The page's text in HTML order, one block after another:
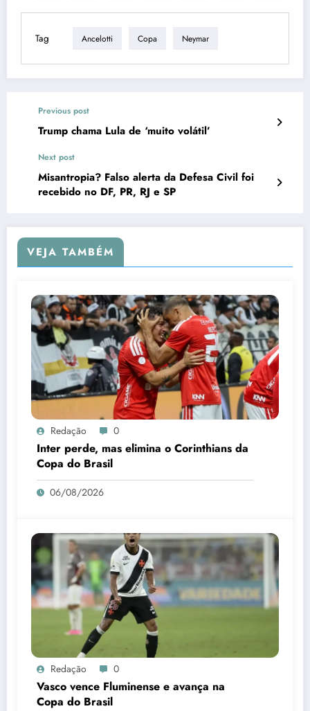
Tag Ancelotti Copa Neymar
Previous post
Trump chama Lula de ‘muito volátil’
Next post
Misantropia? Falso alerta da Defesa Civil foi
recebido no DF, PR, RJ e SP
VEJA TAMBÉM
Redação 0
Inter perde, mas elimina o Corinthians da
Copa do Brasil
06/08/2026
Redação 0
Vasco vence Fluminense e avança na
Copa do Brasil